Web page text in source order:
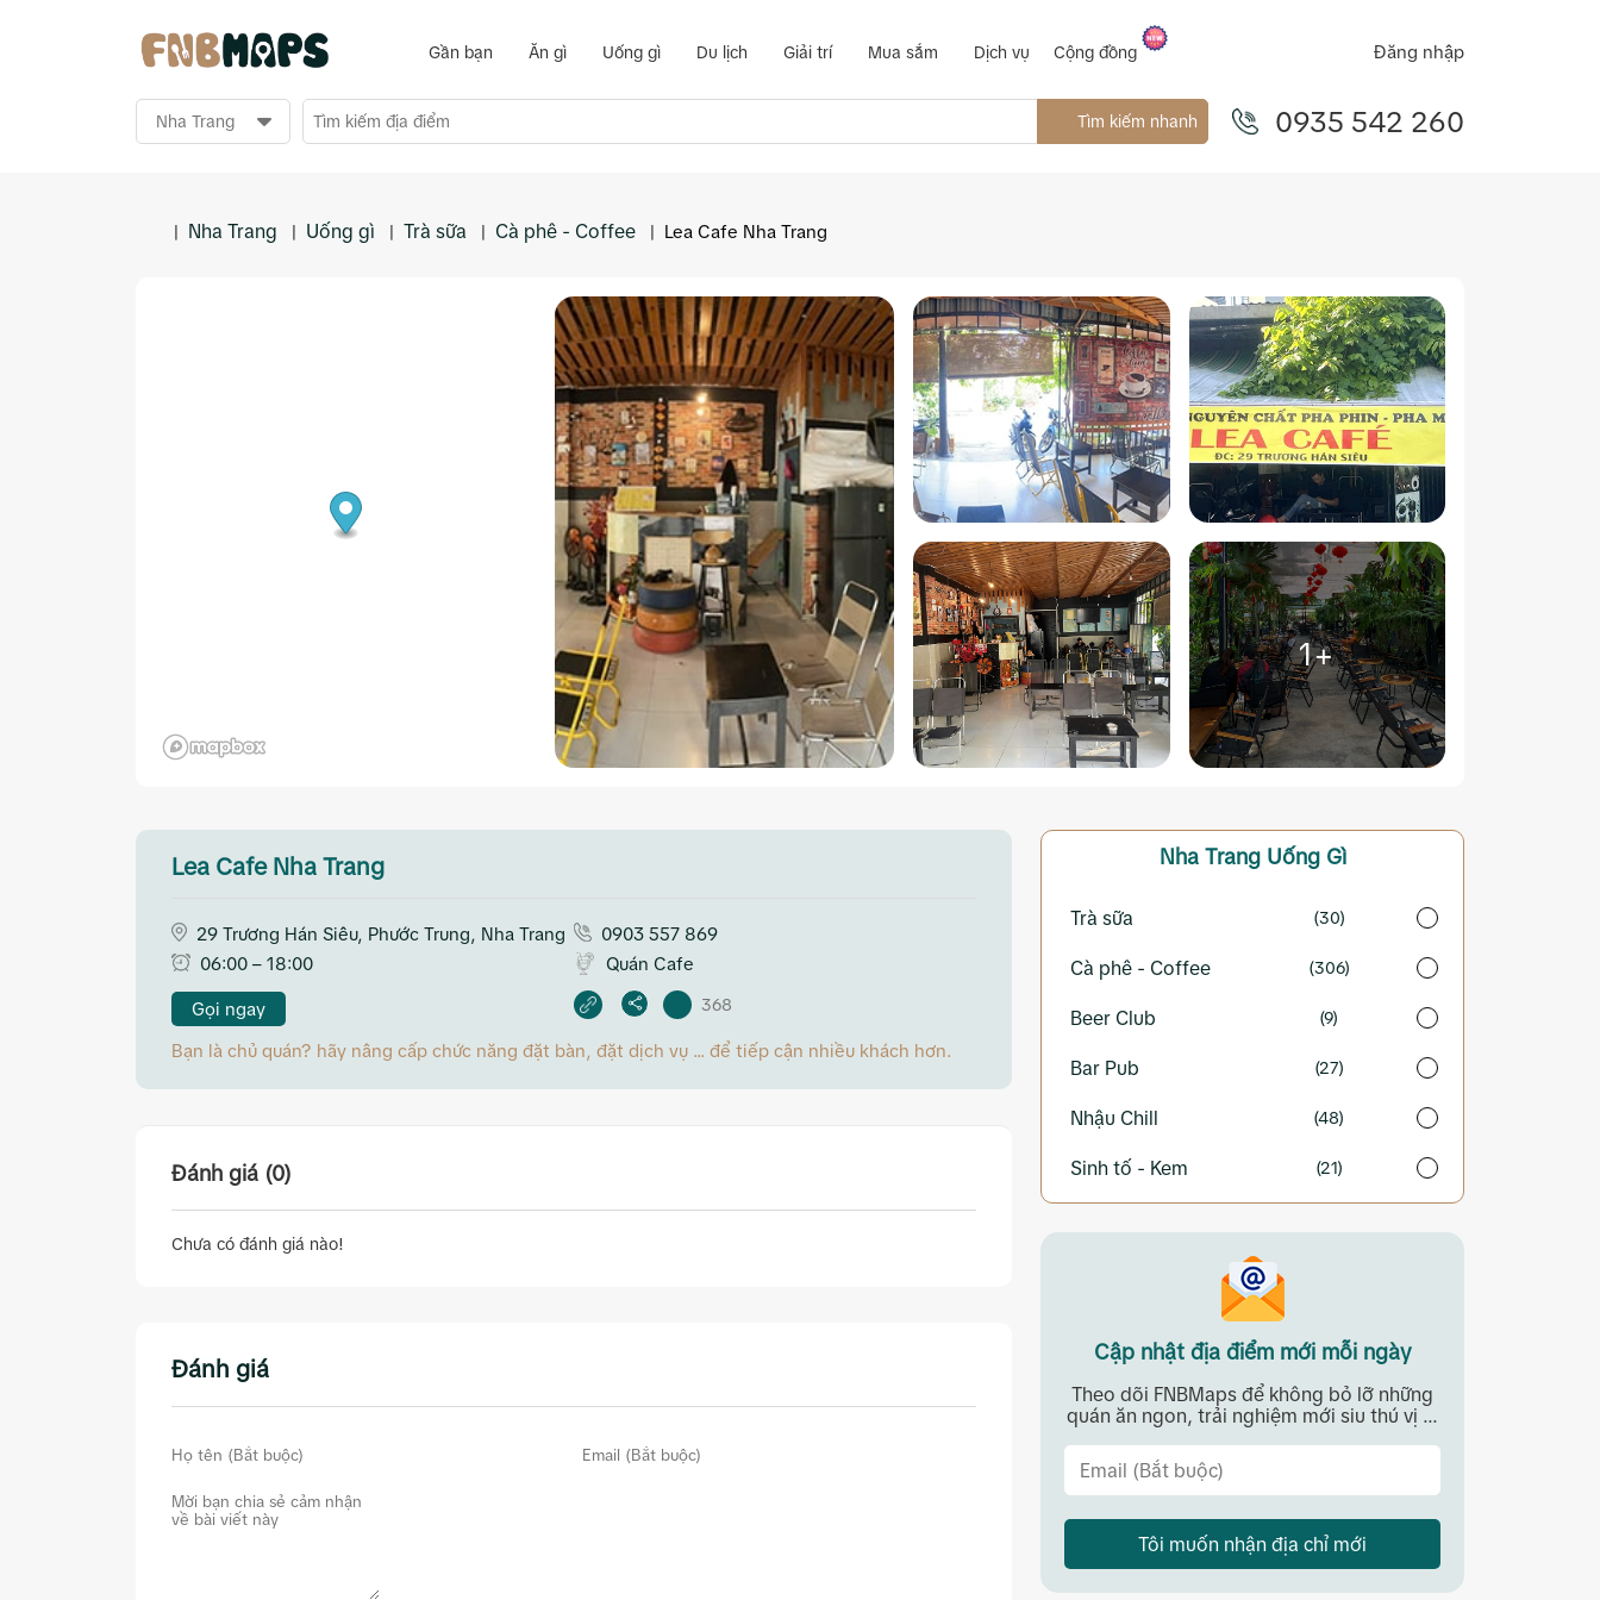
Gần bạn Ăn gì Uống gì Du lịch Giải trí Mua sắm Dịch vụ Cộng đồng Đăng nhập
Tìm kiếm nhanh 0935 542 260
| Nha Trang | Uống gì | Trà sữa | Cà phê - Coffee | Lea Cafe Nha Trang
1+
Lea Cafe Nha Trang
29 Trương Hán Siêu, Phước Trung, Nha Trang
0903 557 869
06:00 – 18:00
Quán Cafe
Gọi ngay 368
Bạn là chủ quán? hãy nâng cấp chức năng đặt bàn, đặt dịch vụ ... để tiếp cận nhiều khách hơn.
Đánh giá (0)
Chưa có đánh giá nào!
Đánh giá
Nha Trang Uống Gì
Trà sữa (30)
Cà phê - Coffee (306)
Beer Club (9)
Bar Pub (27)
Nhậu Chill (48)
Sinh tố - Kem (21)
Cập nhật địa điểm mới mỗi ngày
Theo dõi FNBMaps để không bỏ lỡ những
quán ăn ngon, trải nghiệm mới siu thú vị ...
Tôi muốn nhận địa chỉ mới